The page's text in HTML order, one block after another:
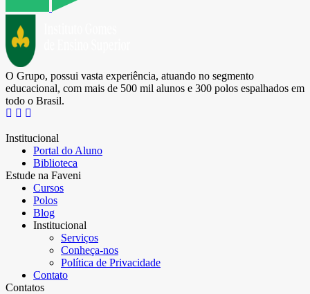
O Grupo, possui vasta experiência, atuando no segmento
educacional, com mais de 500 mil alunos e 300 polos espalhados em
todo o Brasil.
Institucional
Portal do Aluno
Biblioteca
Estude na Faveni
Cursos
Polos
Blog
Institucional
Serviços
Conheça-nos
Política de Privacidade
Contato
Contatos